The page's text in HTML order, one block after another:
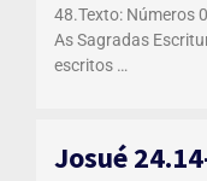
48.Texto: Números
As Sagradas
escritos …
Josué